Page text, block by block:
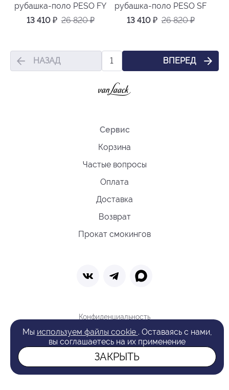
рубашка-поло PESO FY
13 410 ₽ 26 820₽
рубашка-поло PESO SF
13 410 ₽ 26 820₽
НАЗАД 1 ВПЕРЕД
Сервис
Корзина
Частые вопросы
Оплата
Доставка
Возврат
Прокат смокингов
Конфиденциальность
Политика обработки cookie
Оферта
Поиск
© 2026 VAN LAACK
Мы используем файлы cookie . Оставаясь с нами,
вы соглашаетесь на их применение
ЗАКРЫТЬ